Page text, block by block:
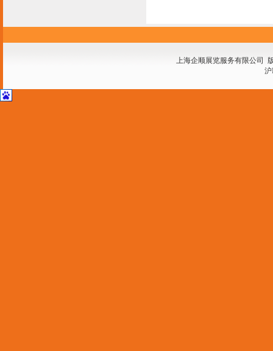
上海企顺展览服务有限公司
沪